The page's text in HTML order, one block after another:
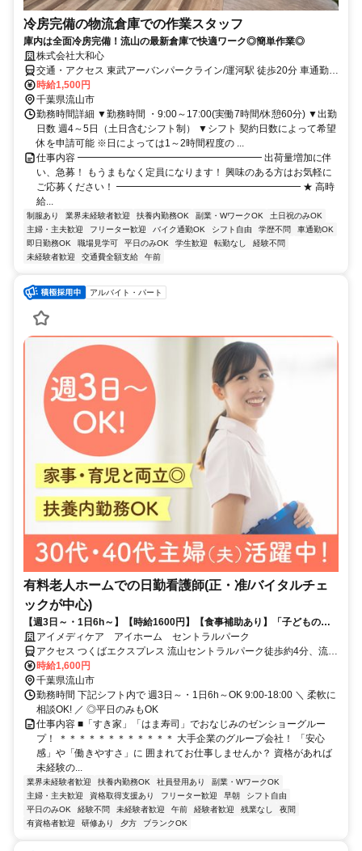
冷房完備の物流倉庫での作業スタッフ
庫内は全面冷房完備！流山の最新倉庫で快適ワーク◎簡単作業◎
株式会社大和心
交通・アクセス 東武アーバンパークライン/運河駅 徒歩20分 車通勤、
自転車通勤OK！（無料の駐輪場完備） つくばエクスプレス/流山おお
たかの森 東武アーバンパークライン/江戸川台から無料シャトルバス
あり
時給1,500円
千葉県流山市
勤務時間詳細 ▼勤務時間 ・9:00～17:00(実働7時間/休憩60分) ▼出勤
日数 週4～5日（土日含むシフト制） ▼シフト 契約日数によって希望
休を申請可能 ※日によっては1～2時間程度の ...
仕事内容 ━━━━━━━━━━━━━━━━━━━ 出荷量増加に伴
い、急募！ もうまもなく定員になります！ 興味のある方はお気軽に
ご応募ください！ ━━━━━━━━━━━━━━━━━━━ ★ 高時
給...
制服あり 業界未経験者歓迎 扶養内勤務OK 副業・WワークOK
土日祝のみOK
主婦・主夫歓迎
フリーター歓迎 バイク通勤OK シフト自由 学歴不問
車通勤OK
即日勤務OK
職場見学可 平日のみOK 学生歓迎 転勤なし
経験不問
未経験者歓迎
交通費全額支給 午前
アルバイト・パート
有料老人ホームでの日勤看護師(正・准/バイタルチェ
ックが中心)
【週3日～・1日6h～】【時給1600円】【食事補助あり】「子どもの予
定と合わせたい」「ブランクがあるからまずは短時間から慣れたい」な
ど、シフトの相談はいつでも大歓迎♪Wワークも歓迎します!ライフスタ
イルに合わせて活躍したい方にピッタリ◎施設内の利用者さまが対象な
ので「急な来院が多くて毎日せわしない」という悩みとは無縁！ゼンシ
ョーグループの安定した基盤のもと、ゆとりある環境で資格を活かしま
せんか？
アイメディケア アイホーム セントラルパーク
アクセス つくばエクスプレス 流山セントラルパーク徒歩約4分、流鉄
流山線 流山徒歩約20分、流鉄流山線 平和台（千葉県）徒歩約24分
時給1,600円
千葉県流山市
勤務時間 下記シフト内で 週3日～・1日6h～OK 9:00-18:00 ＼ 柔軟に
相談OK! ／ ◎平日のみもOK
仕事内容 ■「すき家」「はま寿司」でおなじみのゼンショーグルー
プ！ ＊＊＊＊＊＊＊＊＊＊＊＊ 大手企業のグループ会社！ 「安心
感」や「働きやすさ」に 囲まれてお仕事しませんか？ 資格があれば
未経験の...
業界未経験者歓迎 扶養内勤務OK 社員登用あり
副業・WワークOK
主婦・主夫歓迎
資格取得支援あり フリーター歓迎 早朝
シフト自由
平日のみOK
経験不問 未経験者歓迎 午前 経験者歓迎 残業なし
夜間
有資格者歓迎
研修あり 夕方 ブランクOK